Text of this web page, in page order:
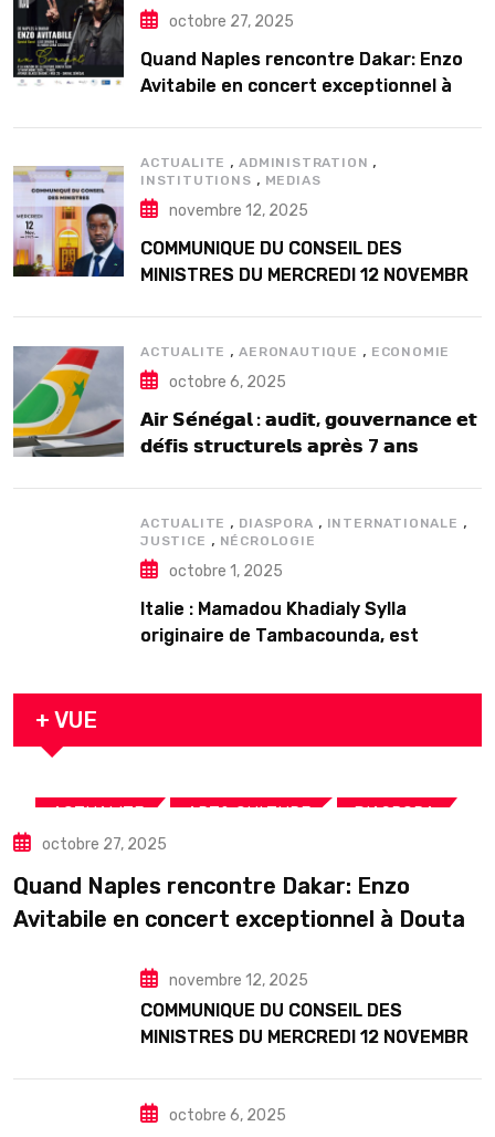
octobre 27, 2025
Quand Naples rencontre Dakar: Enzo
Avitabile en concert exceptionnel à
ACTUALITE ,ADMINISTRATION ,
INSTITUTIONS , MEDIAS
novembre 12, 2025
COMMUNIQUE DU CONSEIL DES
MINISTRES DU MERCREDI 12 NOVEMBRE
ACTUALITE ,AERONAUTIQUE , ECONOMIE
octobre 6, 2025
𝗔𝗶𝗿 𝗦𝗲́𝗻𝗲́𝗴𝗮𝗹 : 𝗮𝘂𝗱𝗶𝘁, 𝗴𝗼𝘂𝘃𝗲𝗿𝗻𝗮𝗻𝗰𝗲 𝗲𝘁
𝗱𝗲́𝗳𝗶𝘀 𝘀𝘁𝗿𝘂𝗰𝘁𝘂𝗿𝗲𝗹𝘀 𝗮𝗽𝗿𝗲̀𝘀 7 𝗮𝗻𝘀
ACTUALITE , DIASPORA , INTERNATIONALE ,
JUSTICE , NÉCROLOGIE
octobre 1, 2025
Italie : Mamadou Khadialy Sylla
originaire de Tambacounda, est
arrestation
+ VUE
ACTUALITE ART& CULTURE DIASPORA
TOURISME
octobre 27, 2025
Quand Naples rencontre Dakar: Enzo
Avitabile en concert exceptionnel à Douta
novembre 12, 2025
COMMUNIQUE DU CONSEIL DES
MINISTRES DU MERCREDI 12 NOVEMBRE
octobre 6, 2025